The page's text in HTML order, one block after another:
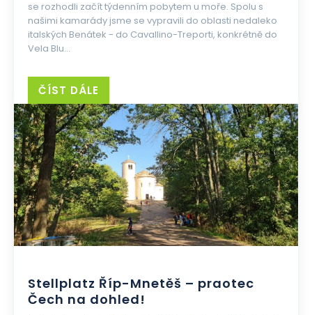
se rozhodli začít týdenním pobytem u moře. Spolu s
našimi kamarády jsme se vypravili do oblasti nedaleko
italských Benátek - do Cavallino-Treporti, konkrétně do
Vela Blu...
ČÍST DÁLE
Stellplatz Říp-Mnetěš – praotec
Čech na dohled!